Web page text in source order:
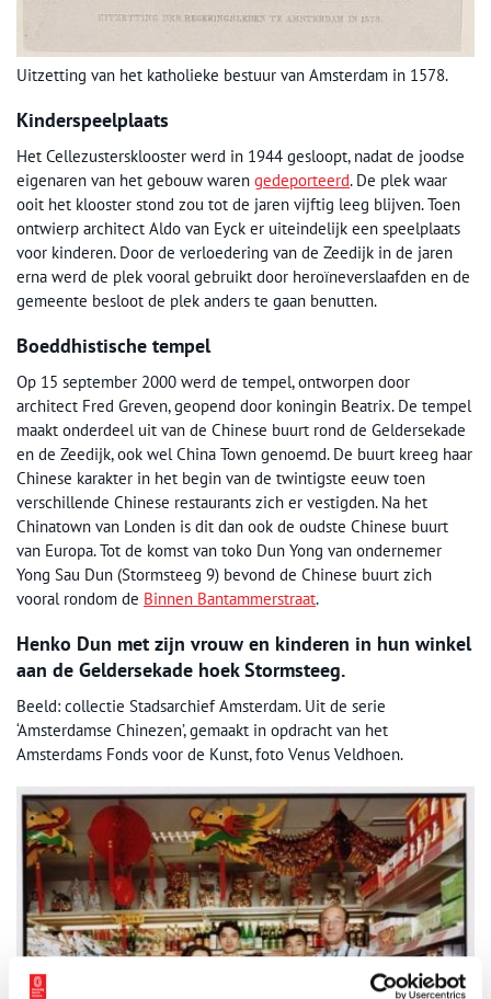
Uitzetting van het katholieke bestuur van Amsterdam in 1578.
Kinderspeelplaats
Het Cellezustersklooster werd in 1944 gesloopt, nadat de joodse
eigenaren van het gebouw waren gedeporteerd. De plek waar
ooit het klooster stond zou tot de jaren vijftig leeg blijven. Toen
ontwierp architect Aldo van Eyck er uiteindelijk een speelplaats
voor kinderen. Door de verloedering van de Zeedijk in de jaren
erna werd de plek vooral gebruikt door heroïneverslaafden en de
gemeente besloot de plek anders te gaan benutten.
Boeddhistische tempel
Op 15 september 2000 werd de tempel, ontworpen door
architect Fred Greven, geopend door koningin Beatrix. De tempel
maakt onderdeel uit van de Chinese buurt rond de Geldersekade
en de Zeedijk, ook wel China Town genoemd. De buurt kreeg haar
Chinese karakter in het begin van de twintigste eeuw toen
verschillende Chinese restaurants zich er vestigden. Na het
Chinatown van Londen is dit dan ook de oudste Chinese buurt
van Europa. Tot de komst van toko Dun Yong van ondernemer
Yong Sau Dun (Stormsteeg 9) bevond de Chinese buurt zich
vooral rondom de Binnen Bantammerstraat.
Henko Dun met zijn vrouw en kinderen in hun winkel
aan de Geldersekade hoek Stormsteeg.
Beeld: collectie Stadsarchief Amsterdam. Uit de serie
‘Amsterdamse Chinezen’, gemaakt in opdracht van het
Amsterdams Fonds voor de Kunst, foto Venus Veldhoen.